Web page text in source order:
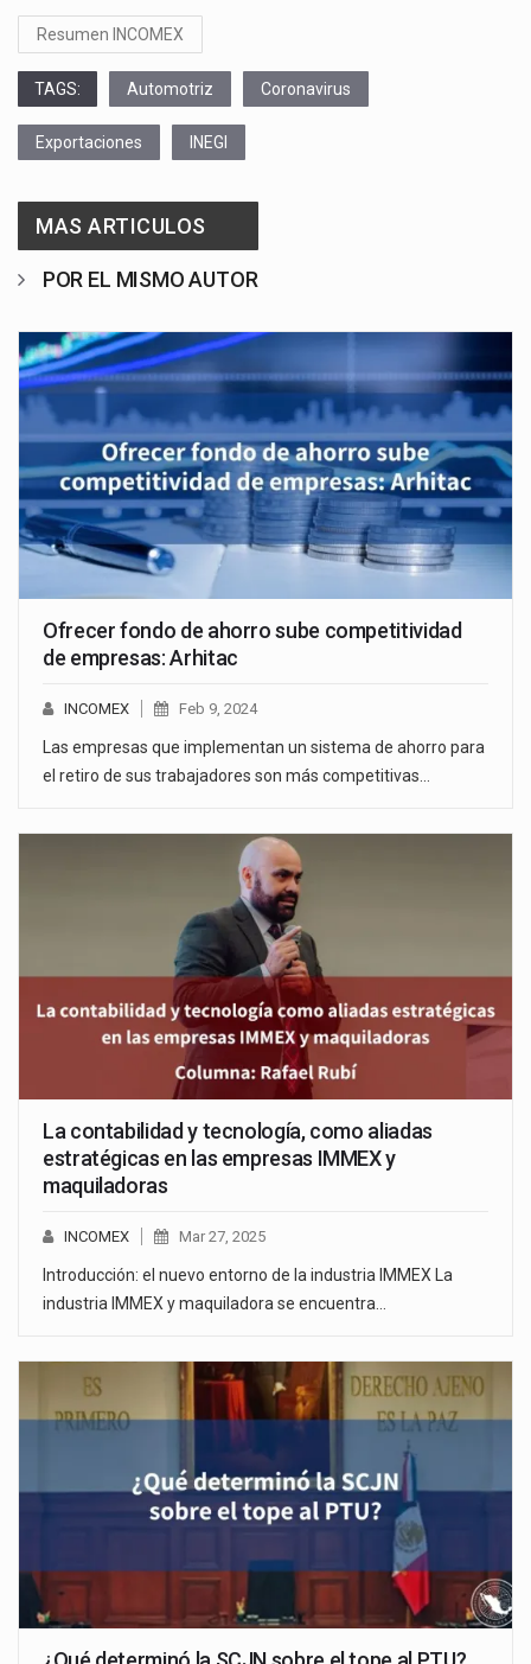
Resumen INCOMEX
TAGS: Automotriz Coronavirus
Exportaciones INEGI
MAS ARTICULOS
POR EL MISMO AUTOR
Ofrecer fondo de ahorro sube competitividad
de empresas: Arhitac
INCOMEX Feb 9, 2024
Las empresas que implementan un sistema de ahorro para
el retiro de sus trabajadores son más competitivas…
La contabilidad y tecnología, como aliadas
estratégicas en las empresas IMMEX y
maquiladoras
INCOMEX Mar 27, 2025
Introducción: el nuevo entorno de la industria IMMEX La
industria IMMEX y maquiladora se encuentra…